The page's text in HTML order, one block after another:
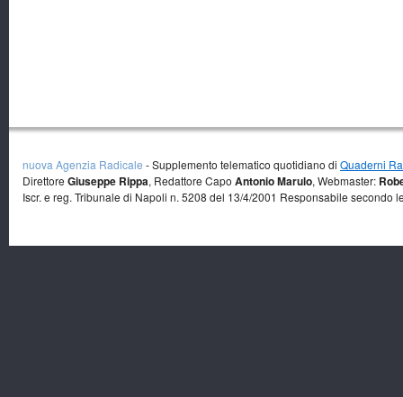
nuova Agenzia Radicale - Supplemento telematico quotidiano di Quaderni
Direttore Giuseppe Rippa, Redattore Capo Antonio Marulo, Webmaster:
Iscr. e reg. Tribunale di Napoli n. 5208 del 13/4/2001 Responsabile secondo